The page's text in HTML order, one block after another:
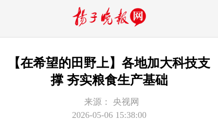
【在希望的田野上】各地加大科技支
撑 夯实粮食生产基础
来源：
央视网
2026-05-06 15:38:00